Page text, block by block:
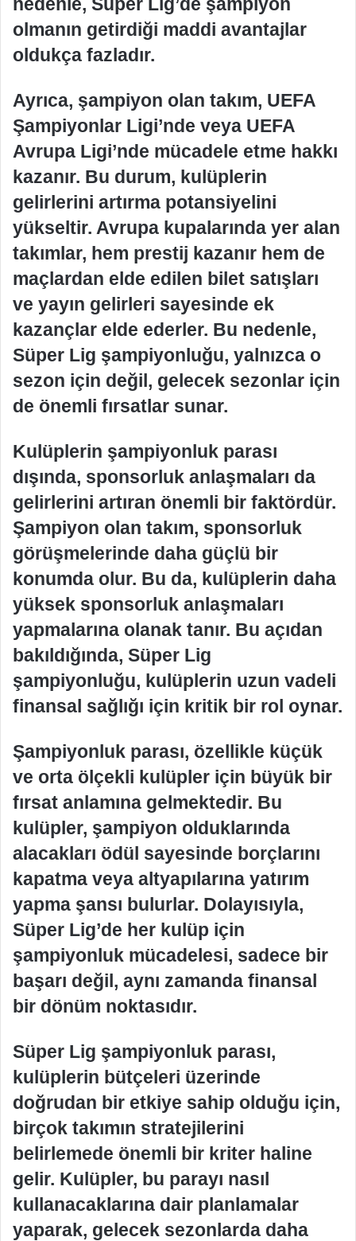
olmanın getirdiği maddi avantajlar
oldukça fazladır.
Ayrıca, şampiyon olan takım, UEFA
Şampiyonlar Ligi’nde veya UEFA
Avrupa Ligi’nde mücadele etme hakkı
kazanır. Bu durum, kulüplerin
gelirlerini artırma potansiyelini
yükseltir. Avrupa kupalarında yer alan
takımlar, hem prestij kazanır hem de
maçlardan elde edilen bilet satışları
ve yayın gelirleri sayesinde ek
kazançlar elde ederler. Bu nedenle,
Süper Lig şampiyonluğu, yalnızca o
sezon için değil, gelecek sezonlar için
de önemli fırsatlar sunar.
Kulüplerin şampiyonluk parası
dışında, sponsorluk anlaşmaları da
gelirlerini artıran önemli bir faktördür.
Şampiyon olan takım, sponsorluk
görüşmelerinde daha güçlü bir
konumda olur. Bu da, kulüplerin daha
yüksek sponsorluk anlaşmaları
yapmalarına olanak tanır. Bu açıdan
bakıldığında, Süper Lig
şampiyonluğu, kulüplerin uzun vadeli
finansal sağlığı için kritik bir rol oynar.
Şampiyonluk parası, özellikle küçük
ve orta ölçekli kulüpler için büyük bir
fırsat anlamına gelmektedir. Bu
kulüpler, şampiyon olduklarında
alacakları ödül sayesinde borçlarını
kapatma veya altyapılarına yatırım
yapma şansı bulurlar. Dolayısıyla,
Süper Lig’de her kulüp için
şampiyonluk mücadelesi, sadece bir
başarı değil, aynı zamanda finansal
bir dönüm noktasıdır.
Süper Lig şampiyonluk parası,
kulüplerin bütçeleri üzerinde
doğrudan bir etkiye sahip olduğu için,
birçok takımın stratejilerini
belirlemede önemli bir kriter haline
gelir. Kulüpler, bu parayı nasıl
kullanacaklarına dair planlamalar
yaparak, gelecek sezonlarda daha